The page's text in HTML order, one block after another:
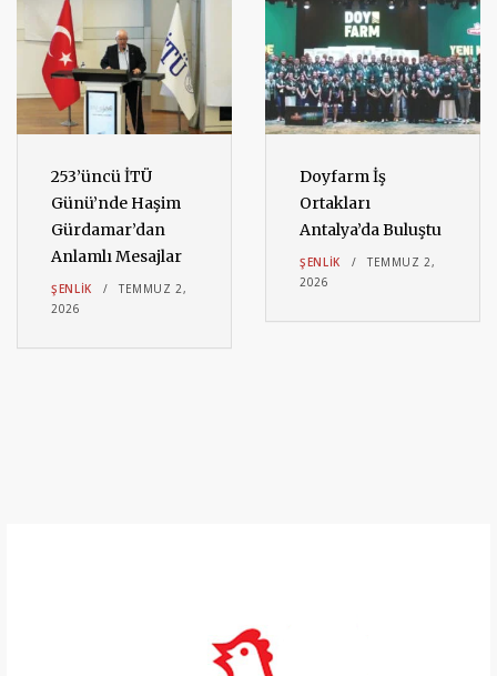
253’üncü İTÜ
Günü’nde Haşim
Gürdamar’dan
Anlamlı Mesajlar
ŞENLIK
TEMMUZ 2,
2026
Doyfarm İş
Ortakları
Antalya’da Buluştu
ŞENLIK
TEMMUZ 2,
2026